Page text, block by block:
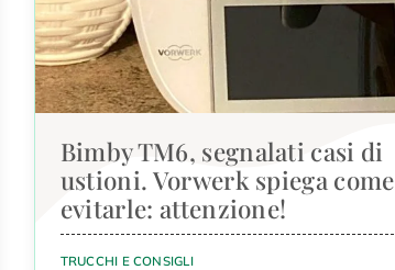
Bimby TM6, segnalati casi di
ustioni. Vorwerk spiega come
evitarle: attenzione!
TRUCCHI E CONSIGLI